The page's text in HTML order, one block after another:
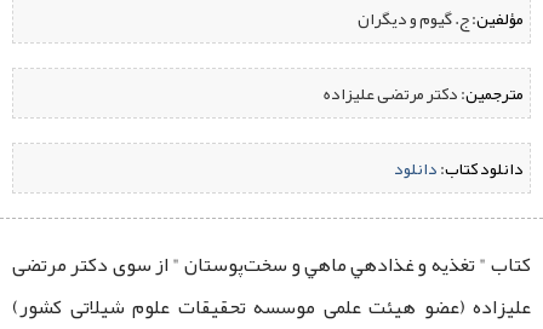
مؤلفین:‌ ج. گيوم و دیگران
مترجمین:‌ دکتر مرتضی علیزاده
دانلود کتاب:دانلود
کتاب " تغذيه و غذادهي ماهي و سخت‌پوستان " از سوی دکتر مرتضی
علیزاده (عضو هیئت علمی موسسه تحقیقات علوم شیلاتی کشور)